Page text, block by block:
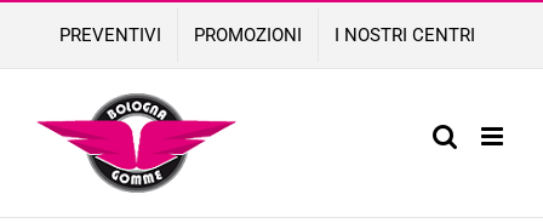
content
PREVENTIVI PROMOZIONI I NOSTRI CENTRI